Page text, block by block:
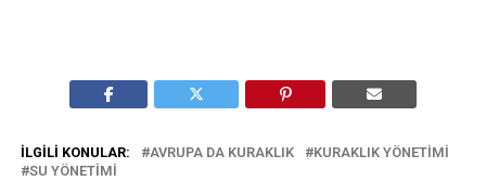
İLGILI KONULAR: AVRUPA DA KURAKLIK
KURAKLIK YÖNETIMI
SU YÖNETIMI